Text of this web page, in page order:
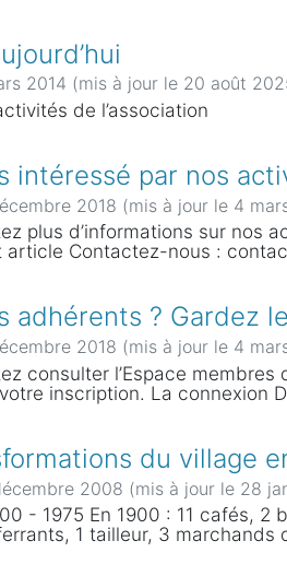
2014 (mis à jour le 20 août
de l’association
intéressé par nos
2018 (mis à jour le 4
plus d’informations sur nos
Contactez-nous :
adhérents ? Gardez
2018 (mis à jour le 4
consulter l’Espace
inscription. La connexion
du village
2008 (mis à jour le 28
- 1975 En 1900 : 11 cafés,
1 tailleur, 3 marchands